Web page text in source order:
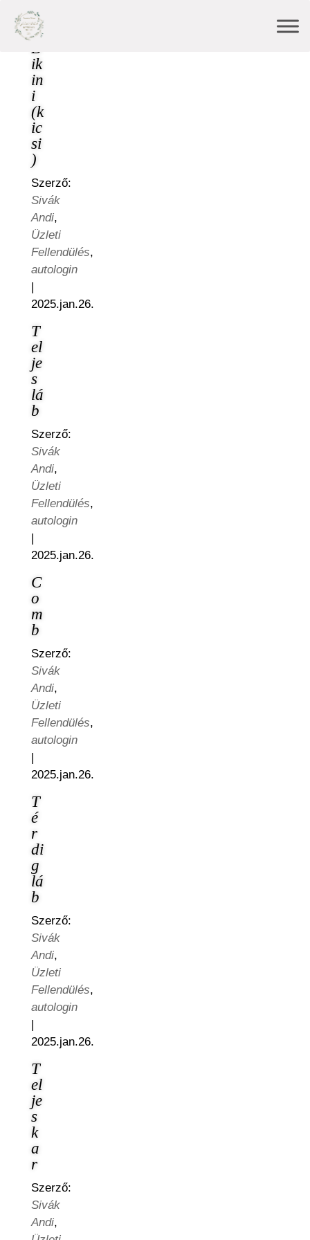
B
ik
in
i
(k
ic
si
)
Szerző:
Sivák
Andi,
Üzleti
Fellendülés,
autologin
|
2025.jan.26.
T
el
je
s
lá
b
Szerző:
Sivák
Andi,
Üzleti
Fellendülés,
autologin
|
2025.jan.26.
C
o
m
b
Szerző:
Sivák
Andi,
Üzleti
Fellendülés,
autologin
|
2025.jan.26.
T
é
r
di
g
lá
b
Szerző:
Sivák
Andi,
Üzleti
Fellendülés,
autologin
|
2025.jan.26.
T
el
je
s
k
a
r
Szerző:
Sivák
Andi,